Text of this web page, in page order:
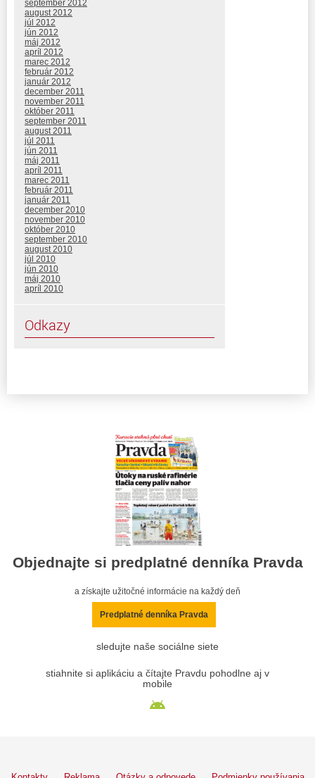
september 2012
august 2012
júl 2012
jún 2012
máj 2012
apríl 2012
marec 2012
február 2012
január 2012
december 2011
november 2011
október 2011
september 2011
august 2011
júl 2011
jún 2011
máj 2011
apríl 2011
marec 2011
február 2011
január 2011
december 2010
november 2010
október 2010
september 2010
august 2010
júl 2010
jún 2010
máj 2010
apríl 2010
Odkazy
Objednajte si predplatné denníka Pravda
a získajte užitočné informácie na každý deň
Predplatné denníka Pravda
sledujte naše sociálne siete
stiahnite si aplikáciu a čítajte Pravdu pohodlne aj v
mobile